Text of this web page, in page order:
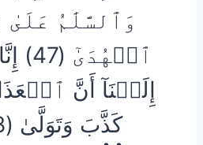
وَٱلسَّلَٰمُ عَلَىٰ
إِلَيۡنَآ أَنَّ